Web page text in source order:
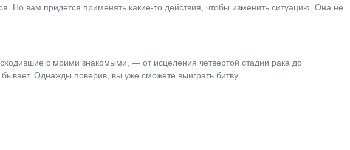
Но вам придется применять какие-то действия, чтобы изменить ситуацию. Она не
с моими знакомыми, — от исцеления четвертой стадии рака до
Однажды поверив, вы уже сможете выиграть битву.